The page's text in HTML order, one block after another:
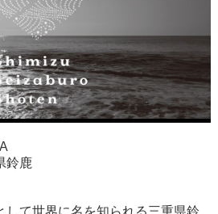
鈴鹿
して世界に名を知られる三重県鈴